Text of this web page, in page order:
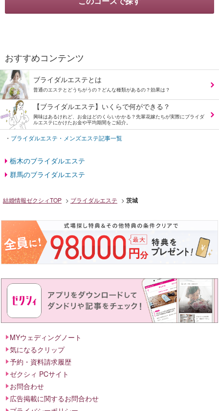
おすすめコンテンツ
ブライダルエステとは
普通のエステとどうちがうの？どんな種類があるの？効果は？
【ブライダルエステ】いくらで何ができる？
興味はあるけれど、お金はどのくらいかかる？先輩花嫁たちが実際にブライダ
ルエステにかけたお金や平均期間をご紹介。
・ ブライダルエステ・メンズエステ記事一覧
栃木のブライダルエステ
群馬のブライダルエステ
結婚情報ゼクシィTOP ブライダルエステ 茨城
MYウェディングノート
気になるクリップ
予約・資料請求履歴
ゼクシィ PCサイト
お問合わせ
広告掲載に関するお問合わせ